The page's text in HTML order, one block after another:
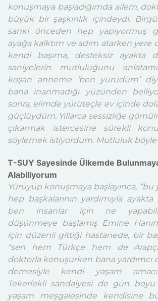
konuşmaya başladığımda ailem,
büyük bir şaşkınlık içindeydi.
sanki önceden hep yapıyormuş
ayağa kalktım ve adım atarken yere
kendi başıma, desteksiz ayakta
saniyelerin mutluluğunu
koşan anneme ‘ben yürüdüm’
bana inanmadığı yüzünden
sonra, elimde yürüteçle ev içinde
güçlüydüm. Yıllarca sessizliğe
çıkarmak istercesine sürekli
söylemek istiyordum. Mutluluk böyle
T-SUY Sayesinde Ülkemde
Alabiliyorum
Yürüyüp konuşmaya başlayınca, “bu
hep başkalarının yardımıyla
ben insanlar için ne
düşünmeye başlamış Emine
için düzenli gittiği hastanede, bir
“sen hem Türkçe hem de
doktorla konuşurken bana yardımcı
demesiyle kendi yaşam
Tekerlekli sandalyesi de gün
yaşam meşgalesinde kendisine